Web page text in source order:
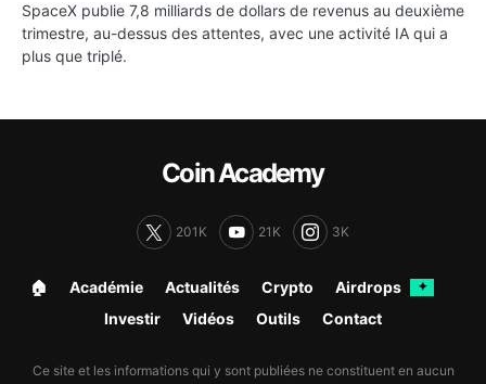
SpaceX publie 7,8 milliards de dollars de revenus au deuxième
trimestre, au-dessus des attentes, avec une activité IA qui a
plus que triplé.
Coin Academy
201K 21K 3K
🏠︎ Académie Actualités Crypto Airdrops ✦
Investir Vidéos Outils Contact
Ce site et les informations qui y sont publiées ne constituent en aucun